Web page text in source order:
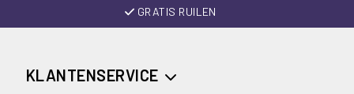
GRATIS RUILEN
KLANTENSERVICE